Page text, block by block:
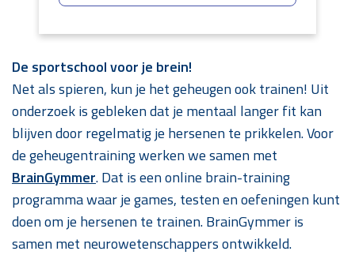
De sportschool voor je brein!
Net als spieren, kun je het geheugen ook trainen! Uit
onderzoek is gebleken dat je mentaal langer fit kan
blijven door regelmatig je hersenen te prikkelen. Voor
de geheugentraining werken we samen met
BrainGymmer. Dat is een online brain-training
programma waar je games, testen en oefeningen kunt
doen om je hersenen te trainen. BrainGymmer is
samen met neurowetenschappers ontwikkeld.